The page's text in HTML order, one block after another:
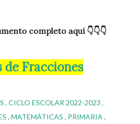
completo aquí 👇👇👇
de Fracciones
CICLO ESCOLAR 2022-2023
MATEMÁTICAS
PRIMARIA